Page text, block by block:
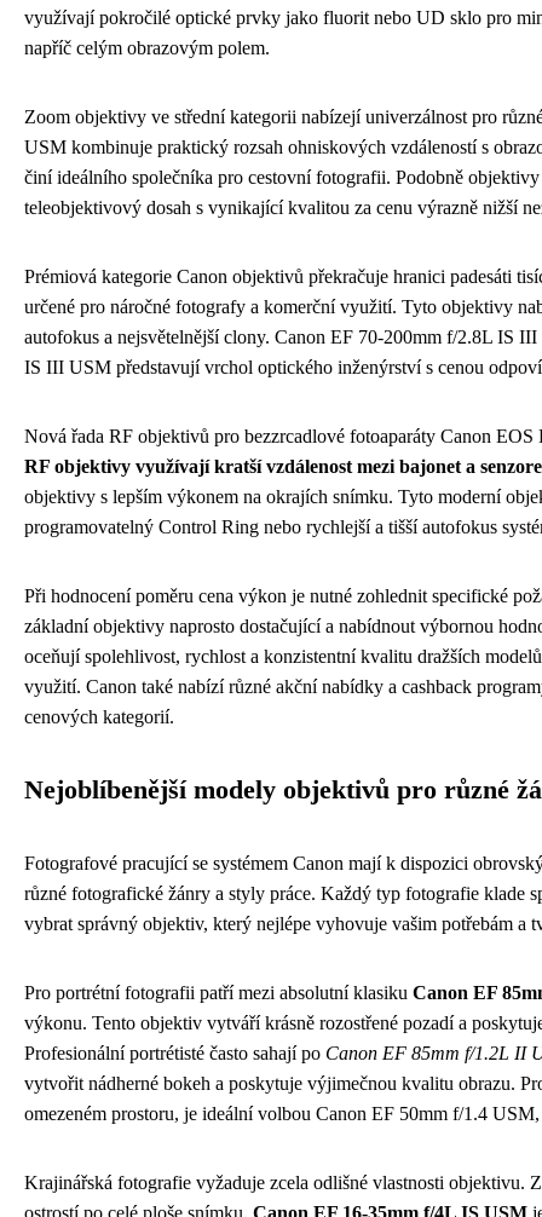
využívají pokročilé optické prvky jako fluorit nebo UD sklo pro
napříč celým obrazovým polem.
Zoom objektivy ve střední kategorii nabízejí univerzálnost pro
USM kombinuje praktický rozsah ohniskových vzdáleností s
činí ideálního společníka pro cestovní fotografii. Podobně
teleobjektivový dosah s vynikající kvalitou za cenu výrazně nižší
Prémiová kategorie Canon objektivů překračuje hranici padesáti
určené pro náročné fotografy a komerční využití. Tyto objektivy
autofokus a nejsvětelnější clony. Canon EF 70-200mm f/2.8L IS
IS III USM představují vrchol optického inženýrství s cenou
Nová řada RF objektivů pro bezzrcadlové fotoaparáty Canon EOS
RF objektivy využívají kratší vzdálenost mezi bajonet a
objektivy s lepším výkonem na okrajích snímku. Tyto moderní
programovatelný Control Ring nebo rychlejší a tišší autofokus
Při hodnocení poměru cena výkon je nutné zohlednit specifické
základní objektivy naprosto dostačující a nabídnout výbornou
oceňují spolehlivost, rychlost a konzistentní kvalitu dražších
využití. Canon také nabízí různé akční nabídky a cashback
cenových kategorií.
Nejoblíbenější modely objektivů pro různé
Fotografové pracující se systémem Canon mají k dispozici
různé fotografické žánry a styly práce. Každý typ fotografie klade
vybrat správný objektiv, který nejlépe vyhovuje vašim potřebám a
Pro portrétní fotografii patří mezi absolutní klasiku Canon EF
výkonu. Tento objektiv vytváří krásně rozostřené pozadí a
Profesionální portrétisté často sahají po Canon EF 85mm f/1.2L II
vytvořit nádherné bokeh a poskytuje výjimečnou kvalitu obrazu.
omezeném prostoru, je ideální volbou Canon EF 50mm f/1.4
Krajinářská fotografie vyžaduje zcela odlišné vlastnosti